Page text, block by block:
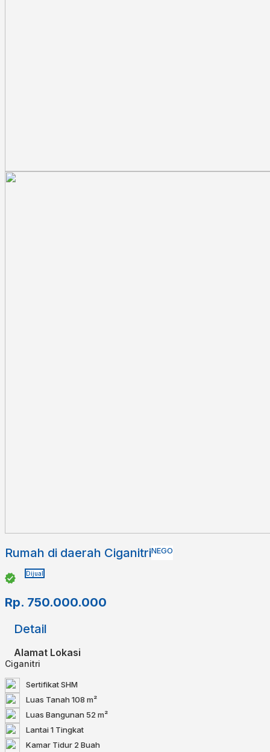
Rumah di daerah CiganitriNEGO
Dijual
Rp. 750.000.000
Detail
Alamat Lokasi
Ciganitri
SertifikatSHM
Luas Tanah 108 m²
Luas Bangunan 52 m²
Lantai1 Tingkat
Kamar Tidur 2 Buah